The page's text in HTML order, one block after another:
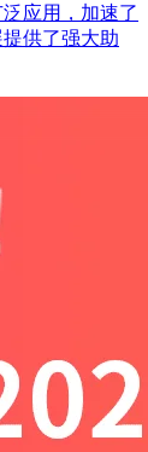
应用，加速了
供了强大助